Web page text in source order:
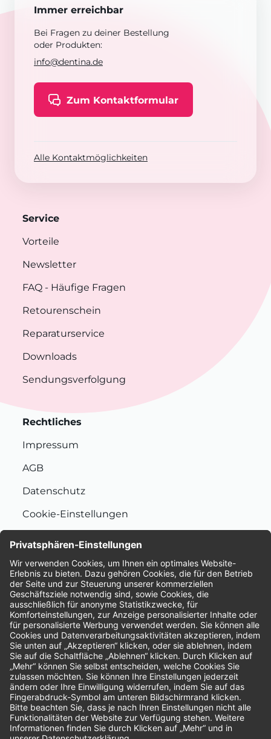
Immer erreichbar
Bei Fragen zu deiner Bestellung
oder Produkten:
info@dentina.de
Zum Kontaktformular
Alle Kontaktmöglichkeiten
Service
Vorteile
Newsletter
FAQ - Häufige Fragen
Retourenschein
Reparaturservice
Downloads
Sendungsverfolgung
Rechtliches
Impressum
AGB
Datenschutz
Cookie-Einstellungen
Bewertungen